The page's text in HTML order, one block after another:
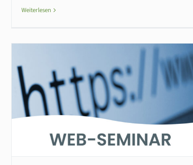
Weiterlesen